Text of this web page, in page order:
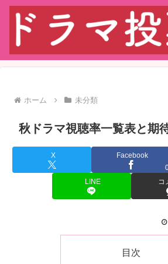
ホーム 未分類
秋ドラマ視聴率一覧表と期
X
Facebook
LINE
コ
目次